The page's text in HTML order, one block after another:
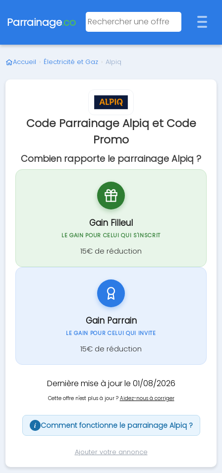
Parrainage.co
Accueil › Électricité et Gaz › Alpiq
Code Parrainage Alpiq et Code
Promo
Combien rapporte le parrainage Alpiq ?
Gain Filleul
LE GAIN POUR CELUI QUI S'INSCRIT
15€ de réduction
Gain Parrain
LE GAIN POUR CELUI QUI INVITE
15€ de réduction
Dernière mise à jour le 01/08/2026
Cette offre n'est plus à jour ? Aidez-nous à corriger
i Comment fonctionne le parrainage Alpiq ?
Ajouter votre annonce